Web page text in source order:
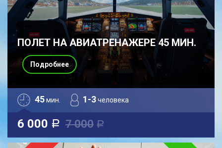
ПОЛЕТ НА АВИАТРЕНАЖЕРЕ 45 МИН.
45мин. 1-3человека
6 000 a 7 000 a
Подробнее